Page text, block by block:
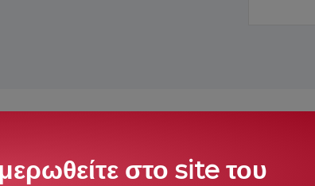
στο site του